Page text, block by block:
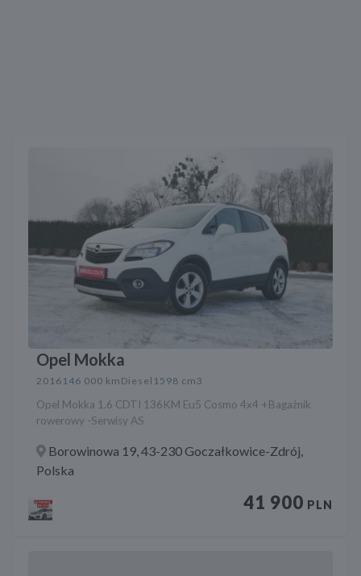
Opel Mokka
2016 146 000 km Diesel 1598 cm3
Opel Mokka 1.6 CDTI 136KM Eu5 Cosmo 4x4 +Bagażnik
rowerowy -Serwisy AS
Borowinowa 19, 43-230 Goczałkowice-Zdrój,
Polska
41 900 PLN